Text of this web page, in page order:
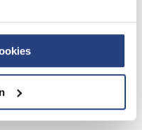
40% korting
PME Legend Denim Jack